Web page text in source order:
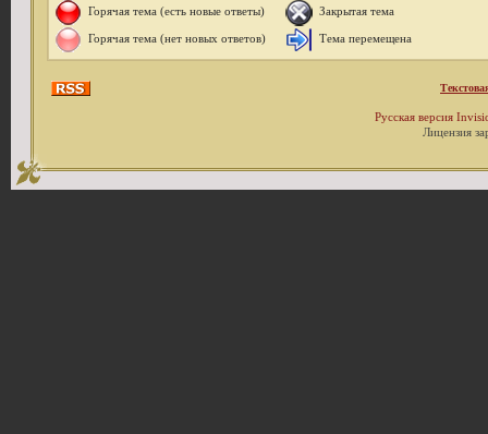
Горячая тема (есть новые ответы)
Горячая тема (нет новых ответов)
Закрытая тема
Тема перемещена
Русская версия
Лицензия